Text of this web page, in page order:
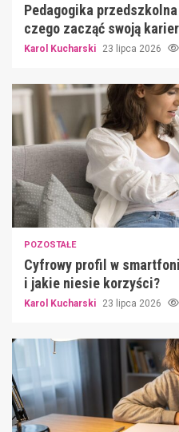
Pedagogika
czego zacząć swoją
Karol Kucharski 23 lipca 2026
POZOSTAŁE
Cyfrowy profil w
i jakie niesie korzyści?
Karol Kucharski 23 lipca 2026